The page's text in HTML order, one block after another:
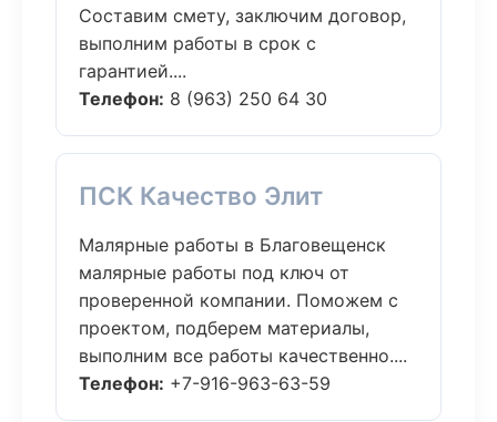
Составим смету, заключим договор,
выполним работы в срок с
гарантией....
Телефон: 8 (963) 250 64 30
ПСК Качество Элит
Малярные работы в Благовещенск
малярные работы под ключ от
проверенной компании. Поможем с
проектом, подберем материалы,
выполним все работы качественно....
Телефон: +7-916-963-63-59